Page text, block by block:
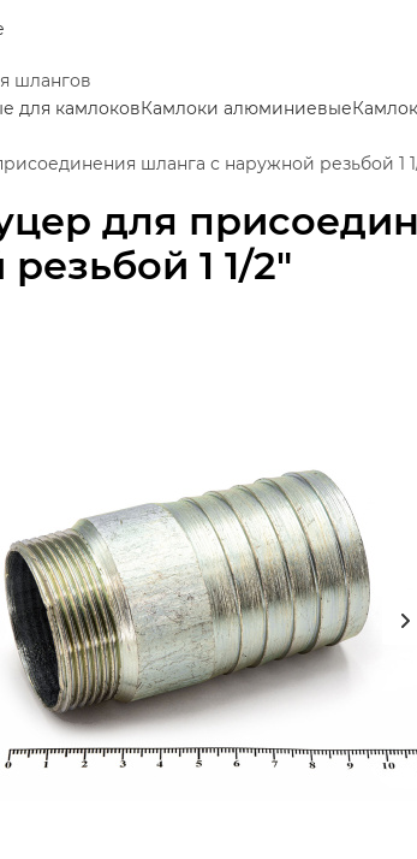
для
1 1/2"
шлангов
для камлоковКамлоки алюминиевые
шланга с наружной резьбой 1